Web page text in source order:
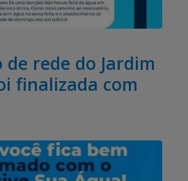
rede do Jardim
finalizada com